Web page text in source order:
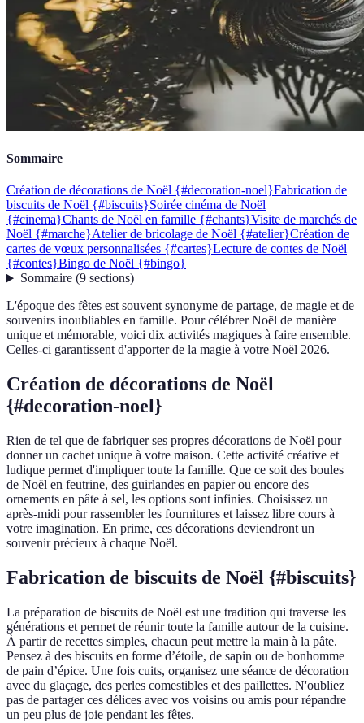
Sommaire
Création de décorations de Noël {#decoration-noel}Fabrication de
biscuits de Noël {#biscuits}Soirée cinéma de Noël
{#cinema}Chants de Noël en famille {#chants}Visite de marchés de
Noël {#marche}Atelier de bricolage de Noël {#atelier}Création de
cartes de vœux personnalisées {#cartes}Lecture de contes de Noël
{#contes}Bingo de Noël {#bingo}
Sommaire(9 sections)
L'époque des fêtes est souvent synonyme de partage, de magie et de
souvenirs inoubliables en famille. Pour célébrer Noël de manière
unique et mémorable, voici dix activités magiques à faire ensemble.
Celles-ci garantissent d'apporter de la magie à votre Noël 2026.
Création de décorations de Noël
{#decoration-noel}
Rien de tel que de fabriquer ses propres décorations de Noël pour
donner un cachet unique à votre maison. Cette activité créative et
ludique permet d'impliquer toute la famille. Que ce soit des boules
de Noël en feutrine, des guirlandes en papier ou encore des
ornements en pâte à sel, les options sont infinies. Choisissez un
après-midi pour rassembler les fournitures et laissez libre cours à
votre imagination. En prime, ces décorations deviendront un
souvenir précieux à chaque Noël.
Fabrication de biscuits de Noël {#biscuits}
La préparation de biscuits de Noël est une tradition qui traverse les
générations et permet de réunir toute la famille autour de la cuisine.
À partir de recettes simples, chacun peut mettre la main à la pâte.
Pensez à des biscuits en forme d’étoile, de sapin ou de bonhomme
de pain d’épice. Une fois cuits, organisez une séance de décoration
avec du glaçage, des perles comestibles et des paillettes. N'oubliez
pas de partager ces délices avec vos voisins ou amis pour répandre
un peu plus de joie pendant les fêtes.